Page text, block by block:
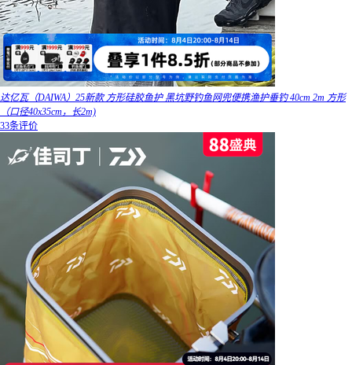
达亿瓦（DAIWA）25新款 方形硅胶鱼护 黑坑野钓鱼网兜便携渔护垂钓 40cm 2m 方形
（口径40x35cm，长2m)
33条评价